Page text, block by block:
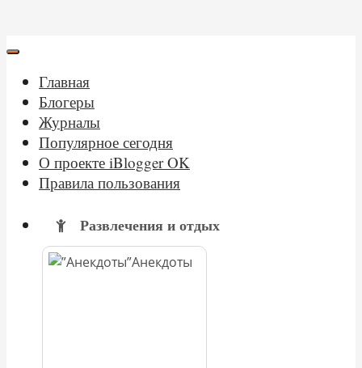
Главная
Блогеры
Журналы
Популярное сегодня
О проекте iBlogger OK
Правила пользования
Развлечения и отдых
Анекдоты